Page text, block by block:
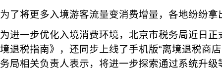
为了将更多入境游客流量变消费增量，各地纷纷
为进一步优化入境消费环境，北京市税务局近日
境退税指南》，还同步上线了手机版“离境退税商
务局相关负责人表示，将进一步探索通过系统升